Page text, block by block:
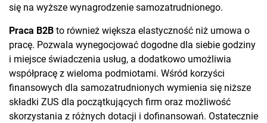
się na wyższe wynagrodzenie samozatrudnionego.
Praca B2B to również większa elastyczność niż umowa o
pracę. Pozwala wynegocjować dogodne dla siebie godziny
i miejsce świadczenia usług, a dodatkowo umożliwia
współpracę z wieloma podmiotami. Wśród korzyści
finansowych dla samozatrudnionych wymienia się niższe
składki ZUS dla początkujących firm oraz możliwość
skorzystania z różnych dotacji i dofinansowań. Ostatecznie